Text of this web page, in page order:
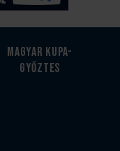
Magyar kupa-
győztes